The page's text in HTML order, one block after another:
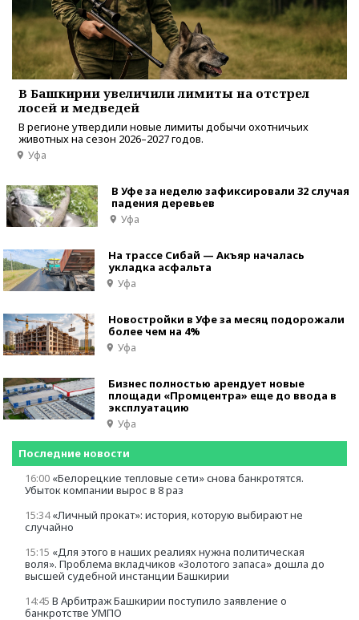
В Башкирии увеличили лимиты на отстрел
лосей и медведей
В регионе утвердили новые лимиты добычи охотничьих
животных на сезон 2026–2027 годов.
Уфа
В Уфе за неделю зафиксировали 32 случая
падения деревьев
Уфа
На трассе Сибай — Акъяр началась
укладка асфальта
Уфа
Новостройки в Уфе за месяц подорожали
более чем на 4%
Уфа
Бизнес полностью арендует новые
площади «Промцентра» еще до ввода в
эксплуатацию
Уфа
Последние новости
16:00 «Белорецкие тепловые сети» cнова банкротятся.
Убыток компании вырос в 8 раз
15:34 «Личный прокат»: история, которую выбирают не
случайно
15:15 «Для этого в наших реалиях нужна политическая
воля». Проблема вкладчиков «Золотого запаса» дошла до
высшей судебной инстанции Башкирии
14:45 В Арбитраж Башкирии поступило заявление о
банкротстве УМПО